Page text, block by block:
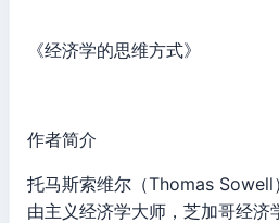
《经济学的思维方式》
作者简介
托马斯索维尔（Thomas Sowell
由主义经济学大师，芝加哥经济